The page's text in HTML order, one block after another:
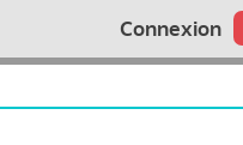
Connexion